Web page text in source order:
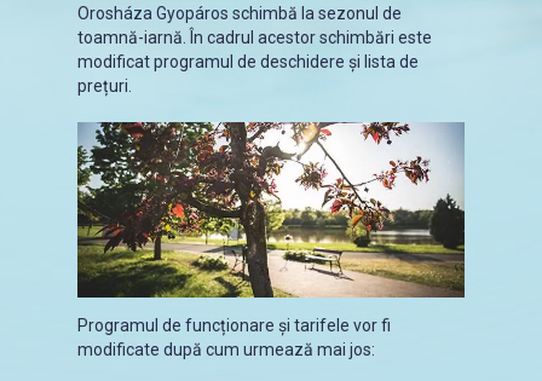
Orosháza Gyopáros schimbă la sezonul de
toamnă-iarnă. În cadrul acestor schimbări este
modificat programul de deschidere și lista de
prețuri.
Programul de funcționare și tarifele vor fi
modificate după cum urmează mai jos: